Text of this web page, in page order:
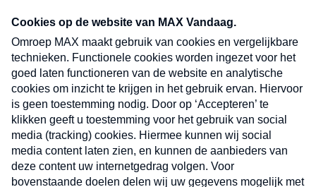
nieuwsbrief. Elke vrijdag- en dinsdagochtend in
uw mailbox.
Verzend